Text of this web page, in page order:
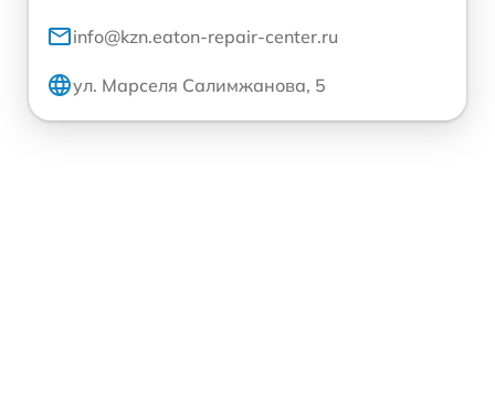
info@kzn.eaton-repair-center.ru
ул. Марселя Салимжанова, 5